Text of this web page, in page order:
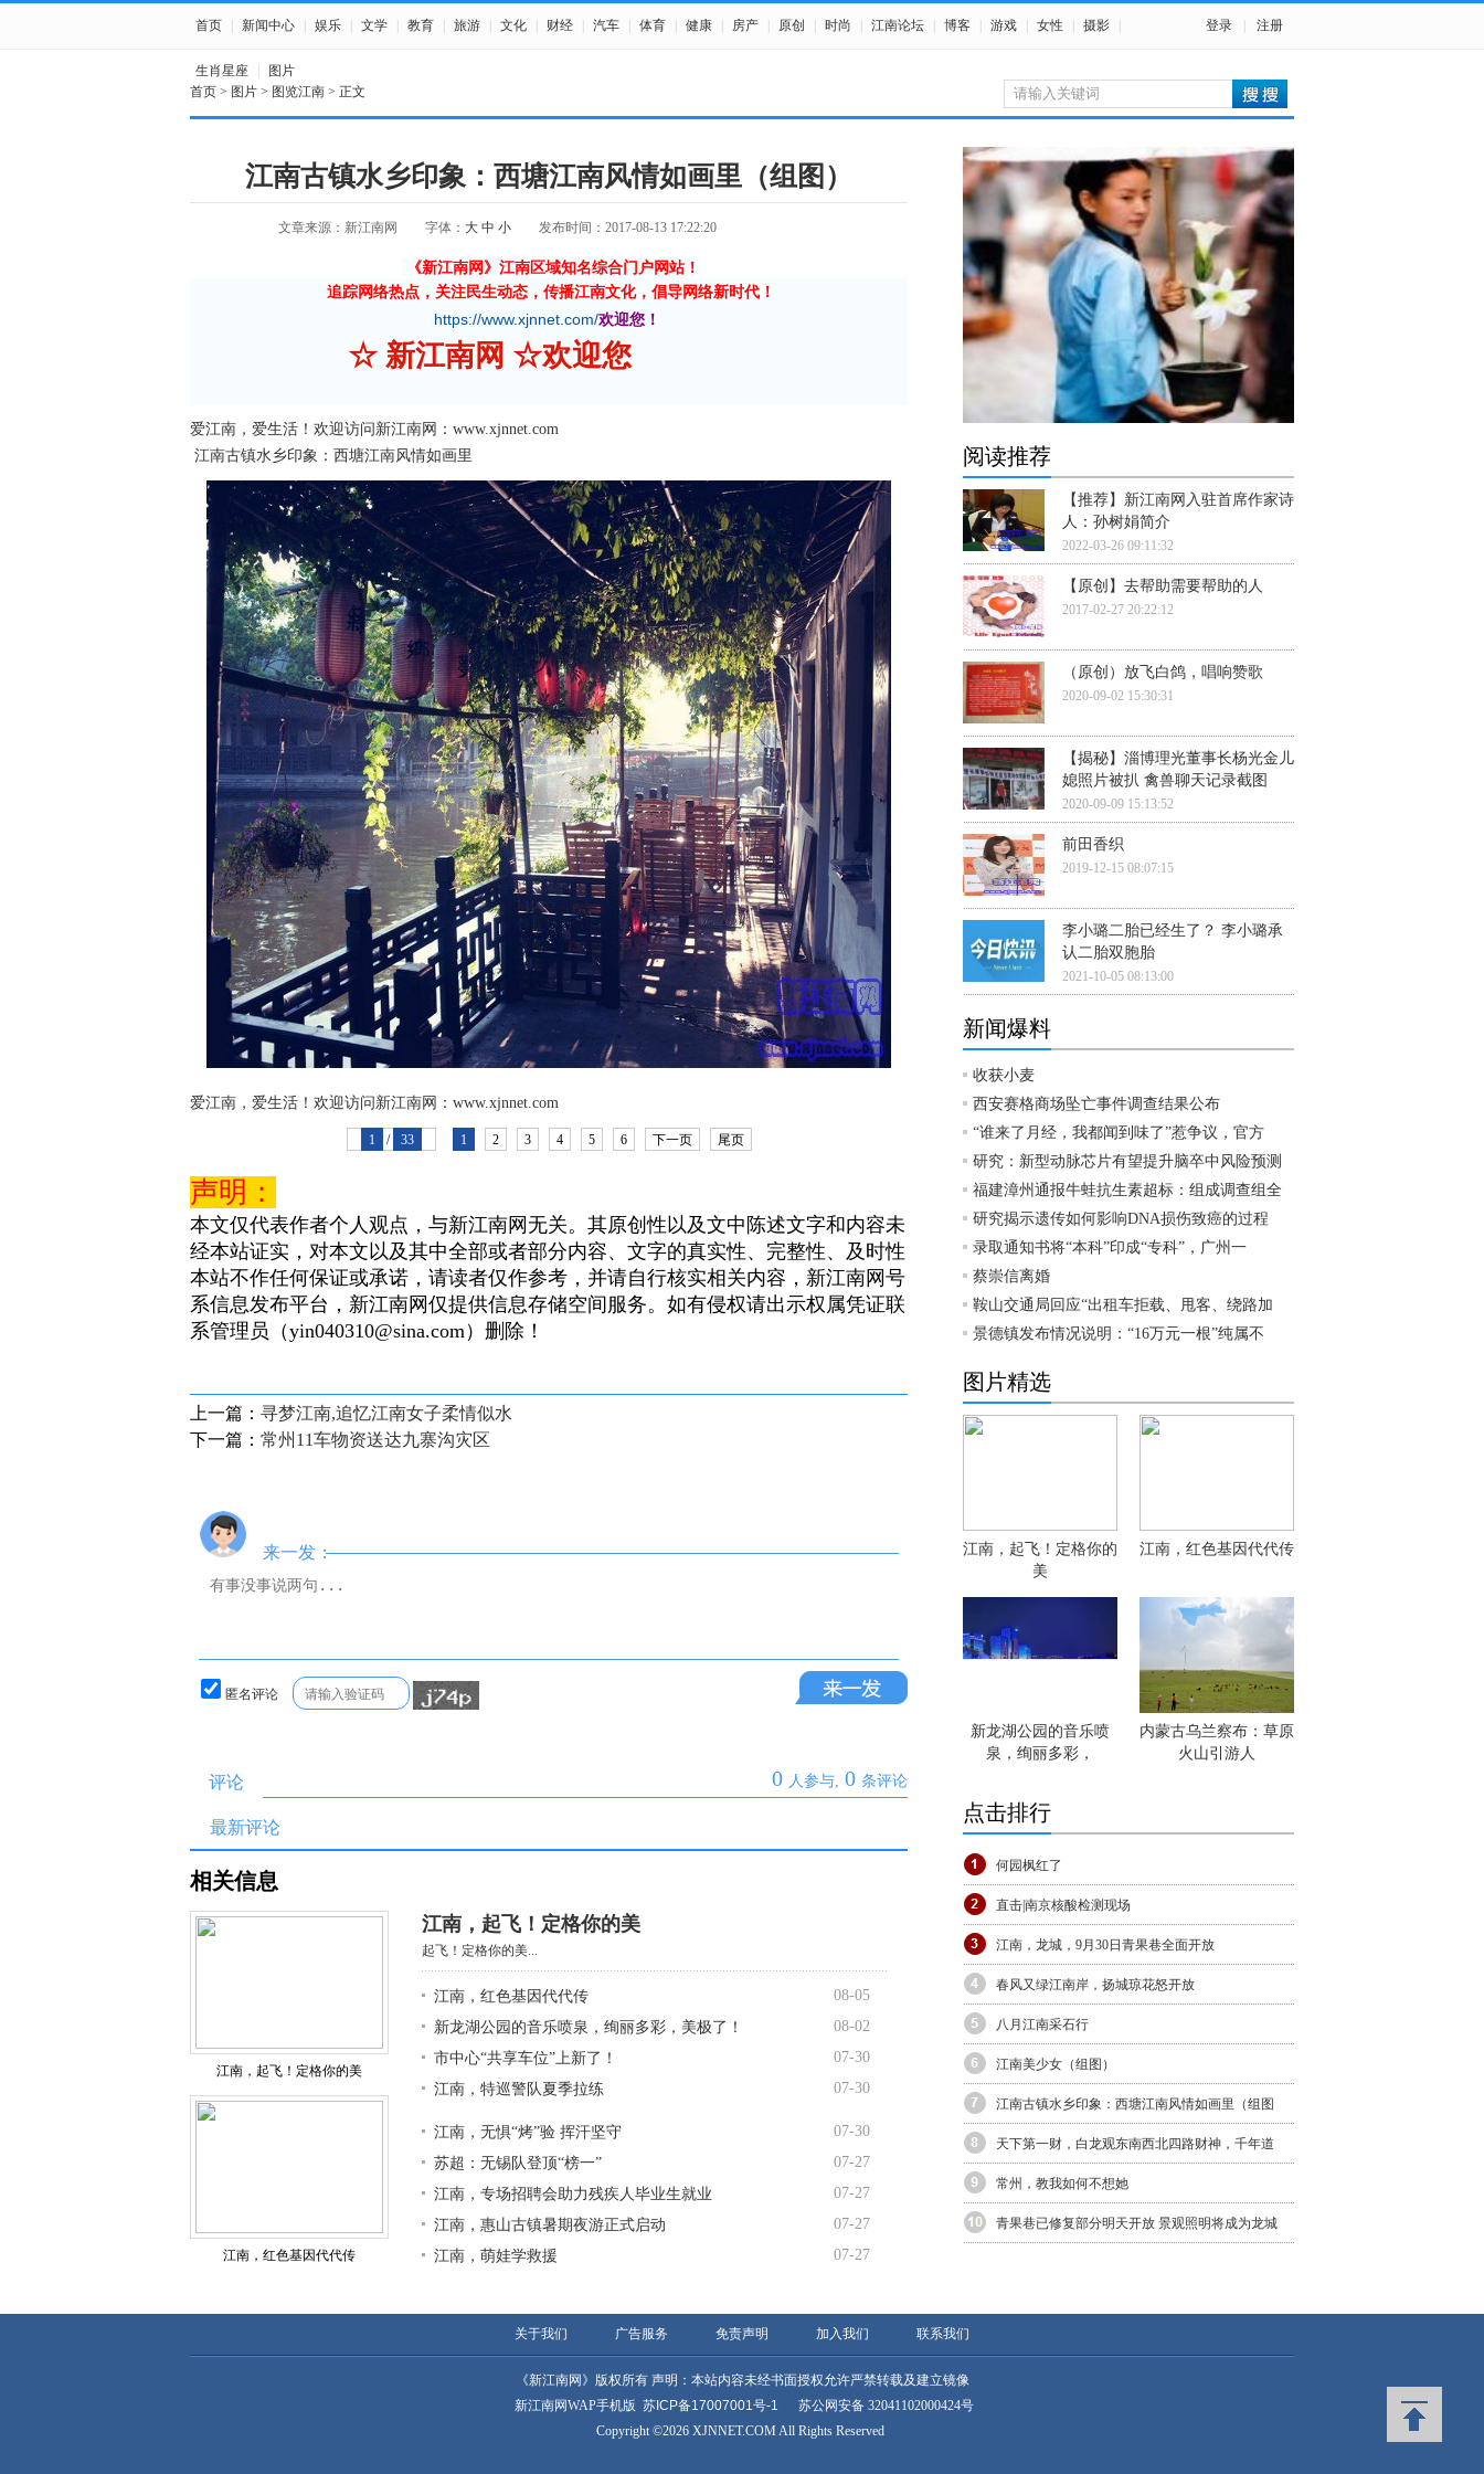
首页 新闻中心 娱乐 文学 教育 旅游 文化 财经 汽车 体育 健康 房产 原创 时尚 江南论坛 博客 游戏 女性 摄影
生肖星座 图片
登录 注册
首页 > 图片 > 图览江南 > 正文
江南古镇水乡印象：西塘江南风情如画里（组图）
文章来源：新江南网 字体： 大 中 小 发布时间：2017-08-13 17:22:20
《新江南网》江南区域知名综合门户网站！
追踪网络热点，关注民生动态，传播江南文化，倡导网络新时代！
https://www.xjnnet.com/欢迎您！
☆ 新江南网 ☆欢迎您
爱江南，爱生活！欢迎访问新江南网：www.xjnnet.com
江南古镇水乡印象：西塘江南风情如画里
爱江南，爱生活！欢迎访问新江南网：www.xjnnet.com
1 / 33 1 2 3 4 5 6 下一页 尾页
声明：
本文仅代表作者个人观点，与新江南网无关。其原创性以及文中陈述文字和内容未
经本站证实，对本文以及其中全部或者部分内容、文字的真实性、完整性、及时性
本站不作任何保证或承诺，请读者仅作参考，并请自行核实相关内容，新江南网号
系信息发布平台，新江南网仅提供信息存储空间服务。如有侵权请出示权属凭证联
系管理员（yin040310@sina.com）删除！
上一篇： 寻梦江南,追忆江南女子柔情似水
下一篇： 常州11车物资送达九寨沟灾区
来一发：
匿名评论
评论 0 人参与, 0 条评论
最新评论
相关信息
江南，起飞！定格你的美
江南，红色基因代代传
江南，起飞！定格你的美
起飞！定格你的美...
江南，红色基因代代传
08-05
新龙湖公园的音乐喷泉，绚丽多彩，美极了！
08-02
市中心“共享车位”上新了！
07-30
江南，特巡警队夏季拉练
07-30
江南，无惧“烤”验 挥汗坚守
07-30
苏超：无锡队登顶“榜一”
07-27
江南，专场招聘会助力残疾人毕业生就业
07-27
江南，惠山古镇暑期夜游正式启动
07-27
江南，萌娃学救援
07-27
阅读推荐
【推荐】新江南网入驻首席作家诗
人：孙树娟简介
2022-03-26 09:11:32
【原创】去帮助需要帮助的人
2017-02-27 20:22:12
（原创）放飞白鸽，唱响赞歌
2020-09-02 15:30:31
【揭秘】淄博理光董事长杨光金儿
媳照片被扒 禽兽聊天记录截图
2020-09-09 15:13:52
前田香织
2019-12-15 08:07:15
李小璐二胎已经生了？ 李小璐承
认二胎双胞胎
2021-10-05 08:13:00
新闻爆料
收获小麦
西安赛格商场坠亡事件调查结果公布
“谁来了月经，我都闻到味了”惹争议，官方
研究：新型动脉芯片有望提升脑卒中风险预测
福建漳州通报牛蛙抗生素超标：组成调查组全
研究揭示遗传如何影响DNA损伤致癌的过程
录取通知书将“本科”印成“专科”，广州一
蔡崇信离婚
鞍山交通局回应“出租车拒载、甩客、绕路加
景德镇发布情况说明：“16万元一根”纯属不
图片精选
江南，起飞！定格你的
美
江南，红色基因代代传
新龙湖公园的音乐喷
泉，绚丽多彩，
内蒙古乌兰察布：草原
火山引游人
点击排行
何园枫红了
直击|南京核酸检测现场
江南，龙城，9月30日青果巷全面开放
春风又绿江南岸，扬城琼花怒开放
八月江南采石行
江南美少女（组图）
江南古镇水乡印象：西塘江南风情如画里（组图
天下第一财，白龙观东南西北四路财神，千年道
常州，教我如何不想她
青果巷已修复部分明天开放 景观照明将成为龙城
关于我们 广告服务 免责声明 加入我们 联系我们
《新江南网》版权所有 声明：本站内容未经书面授权允许严禁转载及建立镜像
新江南网WAP手机版 苏ICP备17007001号-1
苏公网安备 32041102000424号
Copyright ©2026 XJNNET.COM All Rights Reserved